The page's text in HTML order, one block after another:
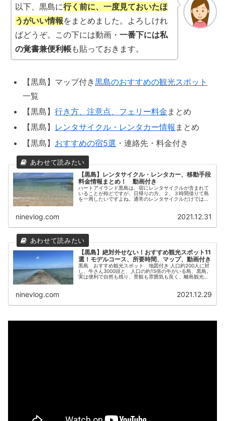
以下、黒島に行く前に、一度見ておいたほ
うがいい情報をまとめました。よろしけれ
ばどうぞ。この下には動画・ 一番下には私
の覚書兼便利帳も貼っておきます。
【黒島】マップ付き黒島のおすすめの観光スポット
一覧
【黒島】行き方、注意点、フェリー料金 まとめ
【黒島】 レンタサイクル・レンタカー情報 まとめ
【黒島】 おすすめの宿5選 ・連絡先・料金付き
【黒島】レンタサイクル・レンタカー、移動手段
料金情報まとめ！ 動画付き
ハートアイランド黒島は、宿にレンタサイクルが含まれて
いることが殆どですが、日帰りの方、２、３時間借りて島
を一周したいですよね。通常のレンタサイクルだけではな
ninevlog.com 2021.12.31
【黒島】絶対外せない！おすすめ観光スポット11
選！モデルコース、所要時間、マップ、動画付き
黒島 おすすめ観光スポット 地図付き 人口約200人に対
し、牛さん3000頭と、人口の約15倍の牛がいる島、黒島。
実は便利で自然も残り、景観も雰囲気も良く、離島観光の
ninevlog.com 2021.12.29